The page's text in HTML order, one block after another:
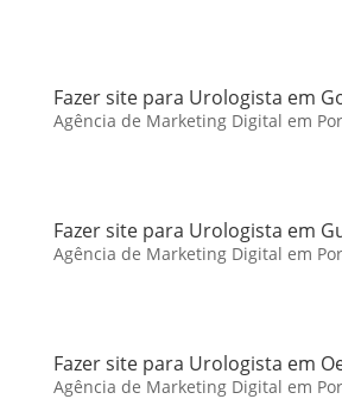
Fazer site para Urologista em
Agência de Marketing Digital em
Fazer site para Urologista em
Agência de Marketing Digital em
Fazer site para Urologista em
Agência de Marketing Digital em